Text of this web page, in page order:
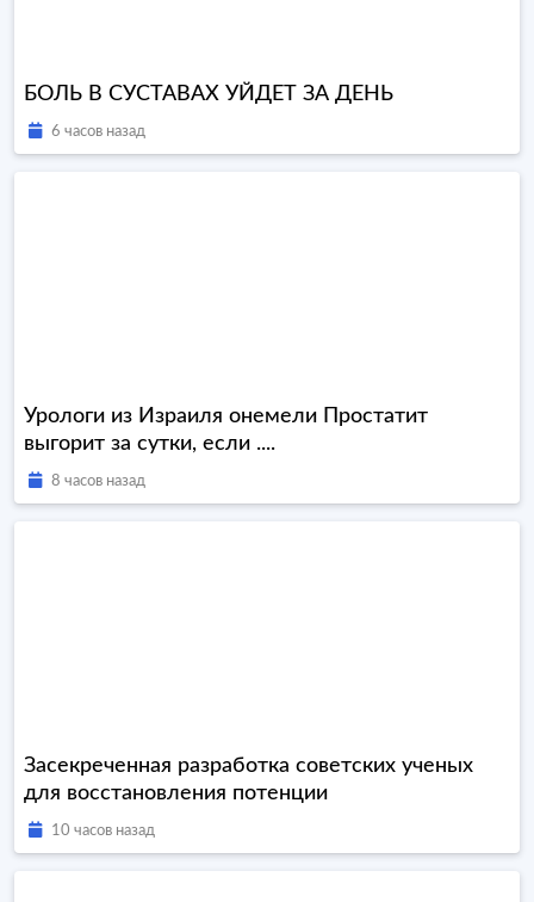
БОЛЬ В СУСТАВАХ УЙДЕТ ЗА ДЕНЬ
6 часов назад
Урологи из Израиля онемели Простатит
выгорит за сутки, если ....
8 часов назад
Засекреченная разработка советских ученых
для восстановления потенции
10 часов назад